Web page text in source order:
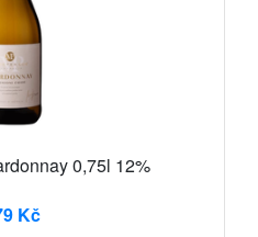
0,75l 12%
Kč